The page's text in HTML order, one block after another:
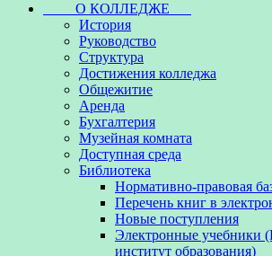
О КОЛЛЕДЖЕ
История
Руководство
Структура
Достижения колледжа
Общежитие
Аренда
Бухгалтерия
Музейная комната
Доступная среда
Библиотека
Нормативно-правовая
Перечень книг в
Новые поступления
Электронные учебники
институт образования)